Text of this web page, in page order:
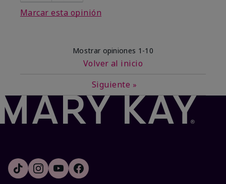
Marcar esta opinión
Mostrar opiniones 1-10
Volver al inicio
Siguiente »